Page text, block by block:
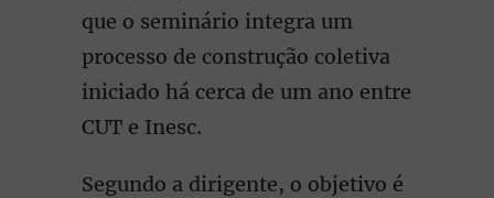
que o seminário integra um
processo de construção coletiva
iniciado há cerca de um ano entre
CUT e Inesc.
Segundo a dirigente, o objetivo é